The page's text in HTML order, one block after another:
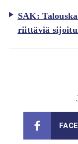
SAK:
riittäviä